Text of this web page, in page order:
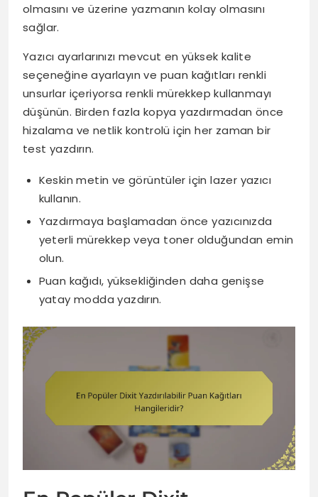
olmasını ve üzerine yazmanın kolay olmasını
sağlar.
Yazıcı ayarlarınızı mevcut en yüksek kalite
seçeneğine ayarlayın ve puan kağıtları renkli
unsurlar içeriyorsa renkli mürekkep kullanmayı
düşünün. Birden fazla kopya yazdırmadan önce
hizalama ve netlik kontrolü için her zaman bir
test yazdırın.
Keskin metin ve görüntüler için lazer yazıcı
kullanın.
Yazdırmaya başlamadan önce yazıcınızda
yeterli mürekkep veya toner olduğundan emin
olun.
Puan kağıdı, yüksekliğinden daha genişse
yatay modda yazdırın.